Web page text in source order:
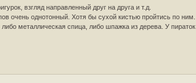
взгляд направленный друг на друга и т.д.
очень однотонный. Хотя бы сухой кистью пройтись по ним.
металлическая спица, либо шпажка из дерева. У пираток